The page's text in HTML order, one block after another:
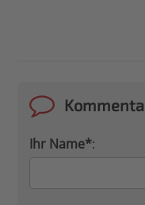
Ihr Name*: